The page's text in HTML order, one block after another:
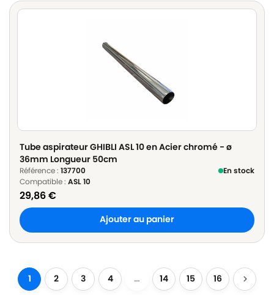
Tube aspirateur GHIBLI ASL 10 en Acier chromé - ø
36mm Longueur 50cm
Référence : 137700
En stock
Compatible : ASL 10
29,86€
Ajouter au panier
1 2 3 4 … 14 15 16